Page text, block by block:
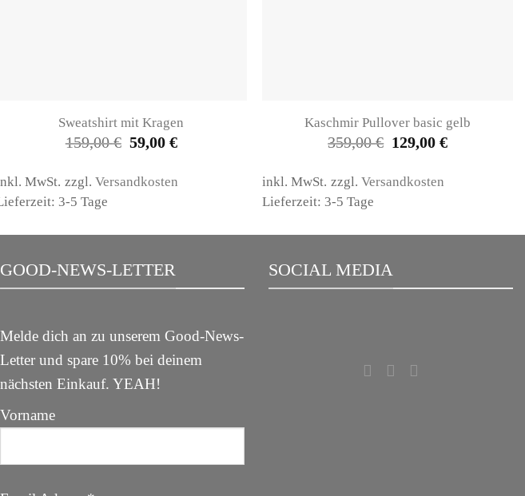
Sweatshirt mit Kragen
159,00€ Ursprünglicher
Preis
159,00 €
59,00 €Aktueller
59,00 €.
MwSt. zzgl. Versandkosten
3-5 Tage
Kaschmir Pullover basic gelb
359,00€ Ursprünglicher
Preis
359,00 €
129,00€Aktueller
inkl. MwSt. zzgl.Versandkosten
Lieferzeit: 3-5 Tage
GOOD-NEWS-LETTER
Melde dich an zu unserem Good-News-
Letter und spare 10% bei deinem
nächsten Einkauf. YEAH!
Vorname
SOCIAL MEDIA